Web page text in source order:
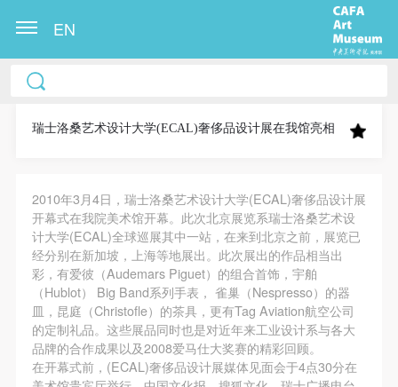
EN
瑞士洛桑艺术设计大学(ECAL)奢侈品设计展在我馆亮相
2010年3月4日，瑞士洛桑艺术设计大学(ECAL)奢侈品设计展
开幕式在我院美术馆开幕。此次北京展览系瑞士洛桑艺术设
计大学(ECAL)全球巡展其中一站，在来到北京之前，展览已
经分别在新加坡，上海等地展出。此次展出的作品相当出
彩，有爱彼（Audemars Piguet）的组合首饰，宇舶
（Hublot） Big Band系列手表， 雀巢（Nespresso）的器
皿，昆庭（Christofle）的茶具，更有Tag Aviation航空公司
的定制礼品。这些展品同时也是对近年来工业设计系与各大
品牌的合作成果以及2008爱马仕大奖赛的精彩回顾。
在开幕式前，(ECAL)奢侈品设计展媒体见面会于4点30分在
中央美术学院美术馆出版授权协议书
称“CAFAM”），愿意将本人参与中央美术学院美术馆
果（如参与工作坊创作的作品）提交中央美术学院用
作发表、出版。中央美术学院可以以电子、网络及其
它数字媒体形式公开出版，并同意编入《中国知识资
源总库》《中央美术学院资料库》《中央美术学院美
术馆资料库》等相关资料、文献、档案机构和平台，
在中央美术学院中使用和在互联网上传播，同意按相
关“章程”规定享受相关权益。
中央美术学院美术馆活动安全免责协议书
中央美术学院美术馆出版授权协议书
称“CAFAM”），愿意将本人参与中央美术学院美术馆
果（如参与工作坊创作的作品）提交中央美术学院用
作发表、出版。中央美术学院可以以电子、网络及其
它数字媒体形式公开出版，并同意编入《中国知识资
源总库》《中央美术学院资料库》《中央美术学院美
术馆资料库》等相关资料、文献、档案机构和平台，
在中央美术学院中使用和在互联网上传播，同意按相
关“章程”规定享受相关权益。
中央美术学院美术馆活动安全免责协议书
中央美术学院美术馆出版授权协议书
称“CAFAM”），愿意将本人参与中央美术学院美术馆
果（如参与工作坊创作的作品）提交中央美术学院用
作发表、出版。中央美术学院可以以电子、网络及其
它数字媒体形式公开出版，并同意编入《中国知识资
源总库》《中央美术学院资料库》《中央美术学院美
术馆资料库》等相关资料、文献、档案机构和平台，
在中央美术学院中使用和在互联网上传播，同意按相
关“章程”规定享受相关权益。
中央美术学院美术馆活动安全免责协议书